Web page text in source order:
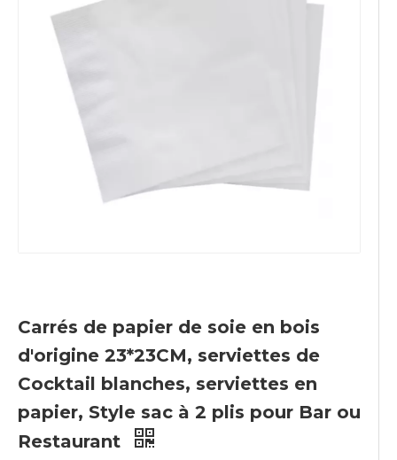
Carrés de papier de soie en bois
d'origine 23*23CM, serviettes de
Cocktail blanches, serviettes en
papier, Style sac à 2 plis pour Bar ou
Restaurant